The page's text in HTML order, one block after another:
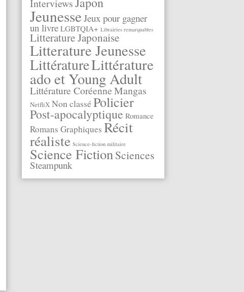
Interviews
JeunesseJeux pour gagner
un livre LGBTQIA+ Librairies remarquables
Litterature Japonaise
Litterature Jeunesse
LittératureLittérature
ado et Young Adult
Littérature Coréenne Mangas
NetfliX Non classéPolicier
Post-apocalyptique Romance
Romans Graphiques Récit
réaliste Science-fiction militaire
Science FictionSciences
Steampunk